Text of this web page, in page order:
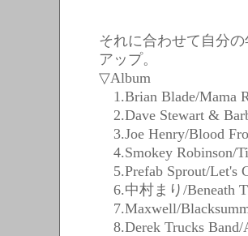
それに合わせて自分
アップ。
▽Album
1.Brian Blade/Mama
2.Dave Stewart &
3.Joe Henry/Blood
4.Smokey Robinson/
5.Prefab Sprout/Let's
6.中村まり/Beneath
7.Maxwell/
8.Derek Trucks Band/